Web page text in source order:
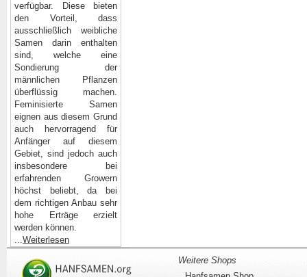
verfügbar. Diese bieten
den Vorteil, dass
ausschließlich weibliche
Samen darin enthalten
sind, welche eine
Sondierung der
männlichen Pflanzen
überflüssig machen.
Feminisierte Samen
eignen aus diesem Grund
auch hervorragend für
Anfänger auf diesem
Gebiet, sind jedoch auch
insbesondere bei
erfahrenden Growern
höchst beliebt, da bei
dem richtigen Anbau sehr
hohe Erträge erzielt
werden können.
...Weiterlesen
Weitere Shops